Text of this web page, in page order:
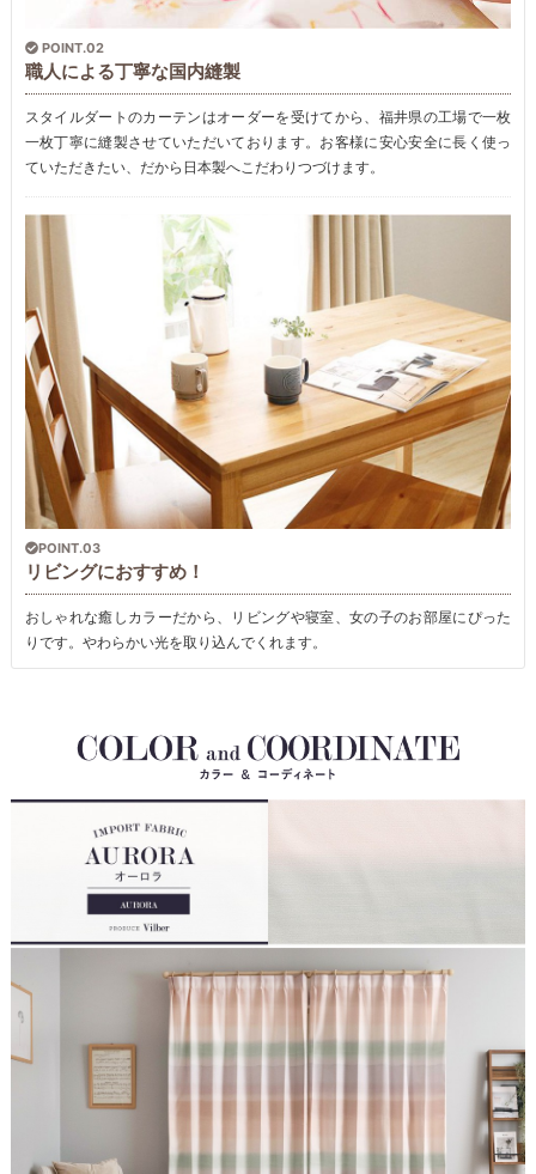
POINT.02
職人による丁寧な国内縫製
スタイルダートのカーテンはオーダーを受けてから、福井県の工場で一枚
一枚丁寧に縫製させていただいております。お客様に安心安全に長く使っ
ていただきたい、だから日本製へこだわりつづけます。
POINT.03
リビングにおすすめ！
おしゃれな癒しカラーだから、リビングや寝室、女の子のお部屋にぴった
りです。やわらかい光を取り込んでくれます。